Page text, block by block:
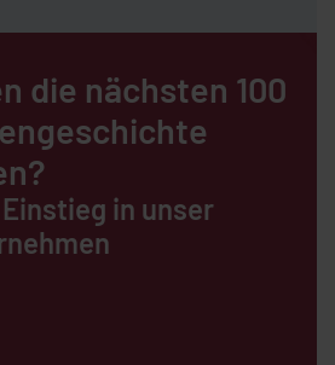
die nächsten 100
in unser